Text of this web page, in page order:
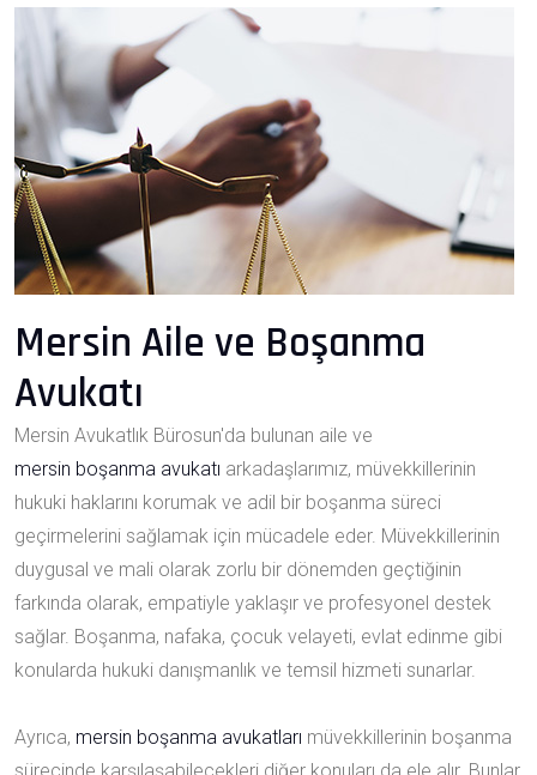
Mersin Aile ve Boşanma
Avukatı
Mersin Avukatlık Bürosun'da bulunan aile ve
mersin boşanma avukatı arkadaşlarımız, müvekkillerinin
hukuki haklarını korumak ve adil bir boşanma süreci
geçirmelerini sağlamak için mücadele eder. Müvekkillerinin
duygusal ve mali olarak zorlu bir dönemden geçtiğinin
farkında olarak, empatiyle yaklaşır ve profesyonel destek
sağlar. Boşanma, nafaka, çocuk velayeti, evlat edinme gibi
konularda hukuki danışmanlık ve temsil hizmeti sunarlar.
Ayrıca, mersin boşanma avukatları müvekkillerinin boşanma